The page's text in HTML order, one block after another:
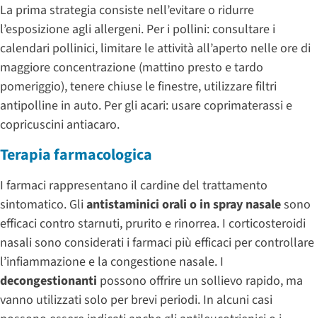
La prima strategia consiste nell’evitare o ridurre
l’esposizione agli allergeni. Per i pollini: consultare i
calendari pollinici, limitare le attività all’aperto nelle ore di
maggiore concentrazione (mattino presto e tardo
pomeriggio), tenere chiuse le finestre, utilizzare filtri
antipolline in auto. Per gli acari: usare coprimaterassi e
copricuscini antiacaro.
Terapia farmacologica
I farmaci rappresentano il cardine del trattamento
sintomatico. Gliantistaminici orali o in spray nasalesono
efficaci contro starnuti, prurito e rinorrea. I corticosteroidi
nasali sono considerati i farmaci più efficaci per controllare
l’infiammazione e la congestione nasale. I
decongestionanti possono offrire un sollievo rapido, ma
vanno utilizzati solo per brevi periodi. In alcuni casi